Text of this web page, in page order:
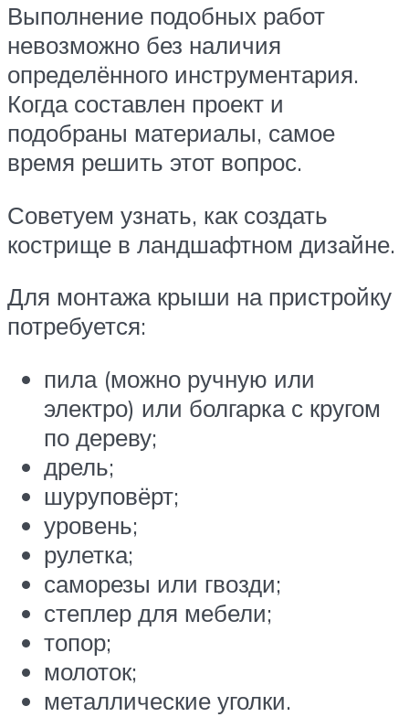
Выполнение подобных работ
невозможно без наличия
определённого инструментария.
Когда составлен проект и
подобраны материалы, самое
время решить этот вопрос.
Советуем узнать, как создать
кострище в ландшафтном дизайне.
Для монтажа крыши на пристройку
потребуется:
пила (можно ручную или
электро) или болгарка с кругом
по дереву;
дрель;
шуруповёрт;
уровень;
рулетка;
саморезы или гвозди;
степлер для мебели;
топор;
молоток;
металлические уголки.